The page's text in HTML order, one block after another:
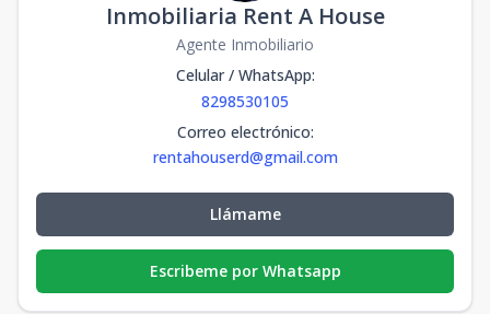
Inmobiliaria Rent A House
Agente Inmobiliario
Celular / WhatsApp:
8298530105
Correo electrónico:
rentahouserd@gmail.com
Llámame
Escribeme por Whatsapp